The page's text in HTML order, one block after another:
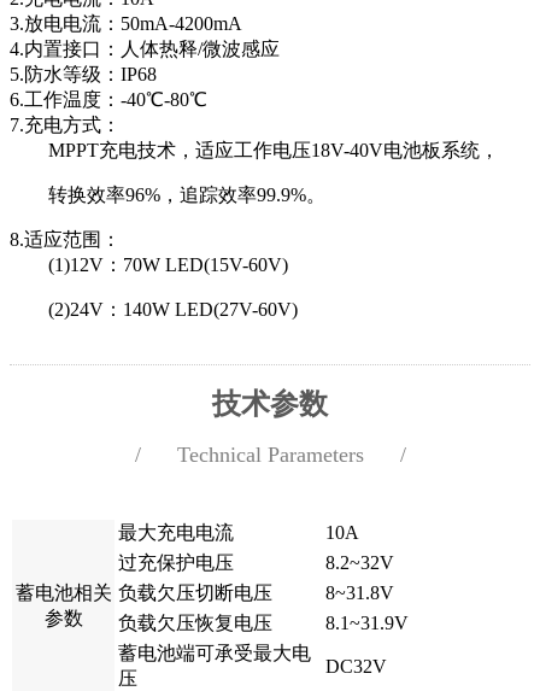
3.放电电流：50mA-4200mA
4.内置接口：人体热释/微波感应
5.防水等级：IP68
6.工作温度：-40℃-80℃
7.充电方式：
MPPT充电技术，适应工作电压18V-40V电池板系统，
转换效率96%，追踪效率99.9%。
8.适应范围：
(1)12V：70W LED(15V-60V)
(2)24V：140W LED(27V-60V)
技术参数
/ Technical Parameters /
蓄电池相关
参数
最大充电电流
10A
过充保护电压
8.2~32V
负载欠压切断电压
8~31.8V
负载欠压恢复电压
8.1~31.9V
蓄电池端可承受最大电
压
DC32V